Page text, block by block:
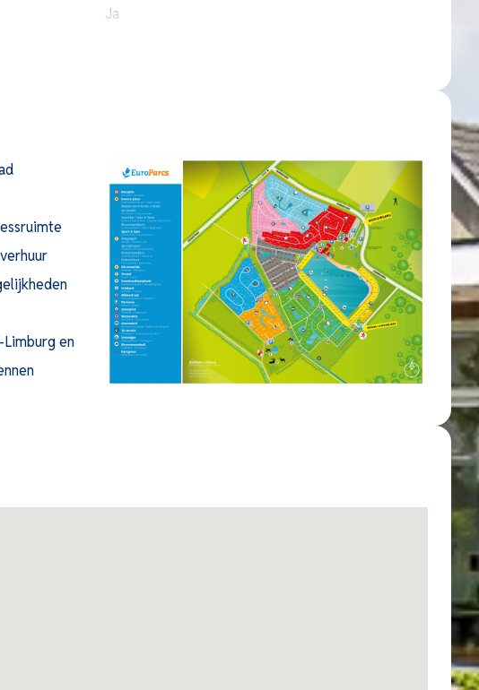
vakantiegangers. Of u nu kiest voor volledig eigen
Ja
Inclusief (excl. persoonlijke zaken)
Vrij van BTW
K.K.
en